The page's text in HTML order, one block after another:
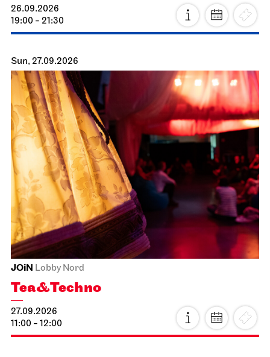
26.09.2026
19:00 - 21:30
Sun, 27.09.2026
JOiN Lobby Nord
Tea&Techno
27.09.2026
11:00 - 12:00